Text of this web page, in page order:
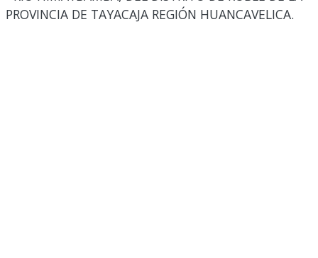
PROVINCIA DE TAYACAJA REGIÓN HUANCAVELICA.